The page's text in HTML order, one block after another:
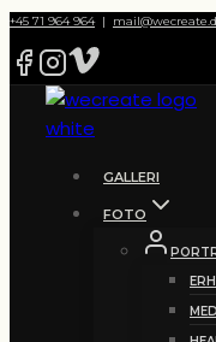
Fortsæt
til
indhold
+45 71 964 964|
GALLERI
FOTO